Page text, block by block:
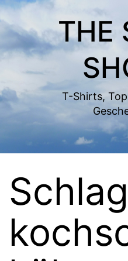
Zum
Inhalt
springen
THE
T-Shirts,